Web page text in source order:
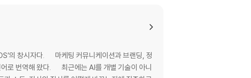
의 창시자다. 마케팅 커뮤니케이션과 브랜딩, 정
어로 번역해 왔다. 최근에는 AI를 개별 기술이 아니